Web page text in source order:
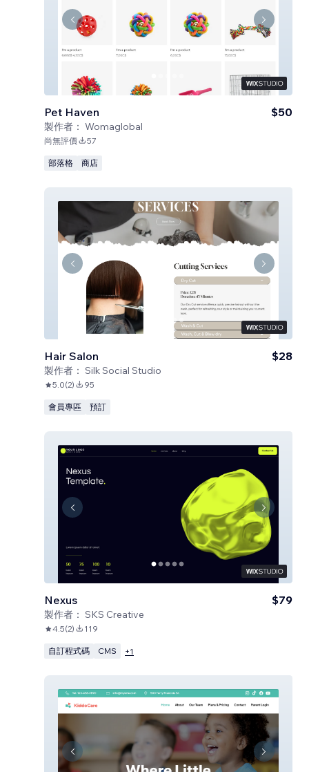
Pet Haven
製作者： Womaglobal
$50
尚無評價 57
部落格 商店
Hair Salon
製作者： Silk Social Studio
$28
5.0(2) 95
會員專區 預訂
Nexus
製作者： SKS Creative
$79
4.5(2) 119
自訂程式碼 CMS +1